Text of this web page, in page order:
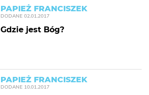
PAPIEŻ FRANCISZEK
DODANE 02.01.2017
Gdzie jest Bóg?
PAPIEŻ FRANCISZEK
DODANE 10.01.2017